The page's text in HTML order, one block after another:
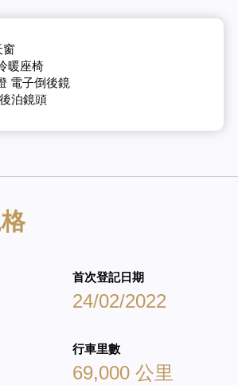
窗
暖座椅
電子倒後鏡
泊鏡頭
首次登記日期
24/02/2022
行車里數
69,000 公里